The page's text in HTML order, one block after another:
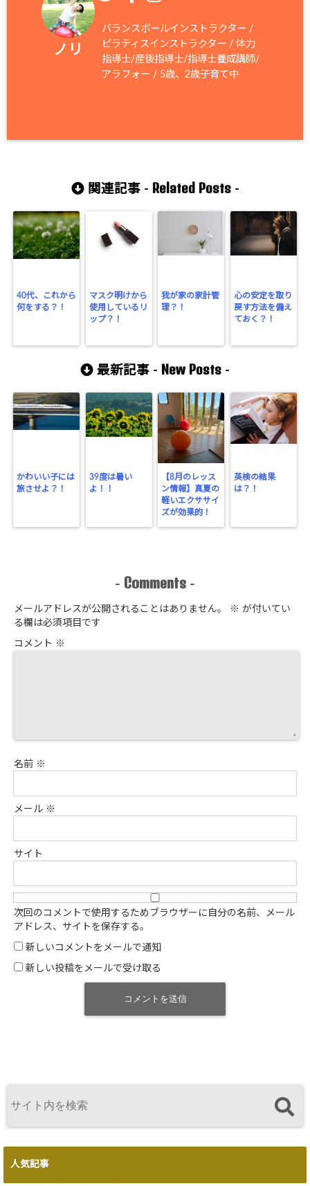
ノリ
バランスボールインストラクター /
ピラティスインストラクター / 体力
指導士/産後指導士/指導士養成講師/
アラフォー / 5歳、2歳子育て中
関連記事 - Related Posts-
40代、これから
何をする？！
マスク明けから
使用しているリ
ップ？！
我が家の家計管
理？！
心の安定を取り
戻す方法を備え
ておく？！
最新記事 - New Posts -
かわいい子には
旅させよ？！
39度は暑い
よ！！
【8月のレッス
ン情報】真夏の
軽いエクササイ
ズが効果的！
英検の結果
は？！
- Comments -
メールアドレスが公開されることはありません。 ※ が付いてい
る欄は必須項目です
コメント ※
名前 ※
メール ※
サイト
次回のコメントで使用するためブラウザーに自分の名前、メール
アドレス、サイトを保存する。
新しいコメントをメールで通知
新しい投稿をメールで受け取る
人気記事